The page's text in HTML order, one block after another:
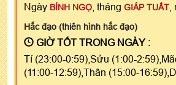
Ngày BÍNH NGỌ , tháng GIÁP TUẤT
Hắc đạo (thiên hình hắc đạo)
GIỜ TỐT TRONG NGÀY :
Tí (23:00-0:59),Sửu (1:00-
(11:00-12:59),Thân (15:00-